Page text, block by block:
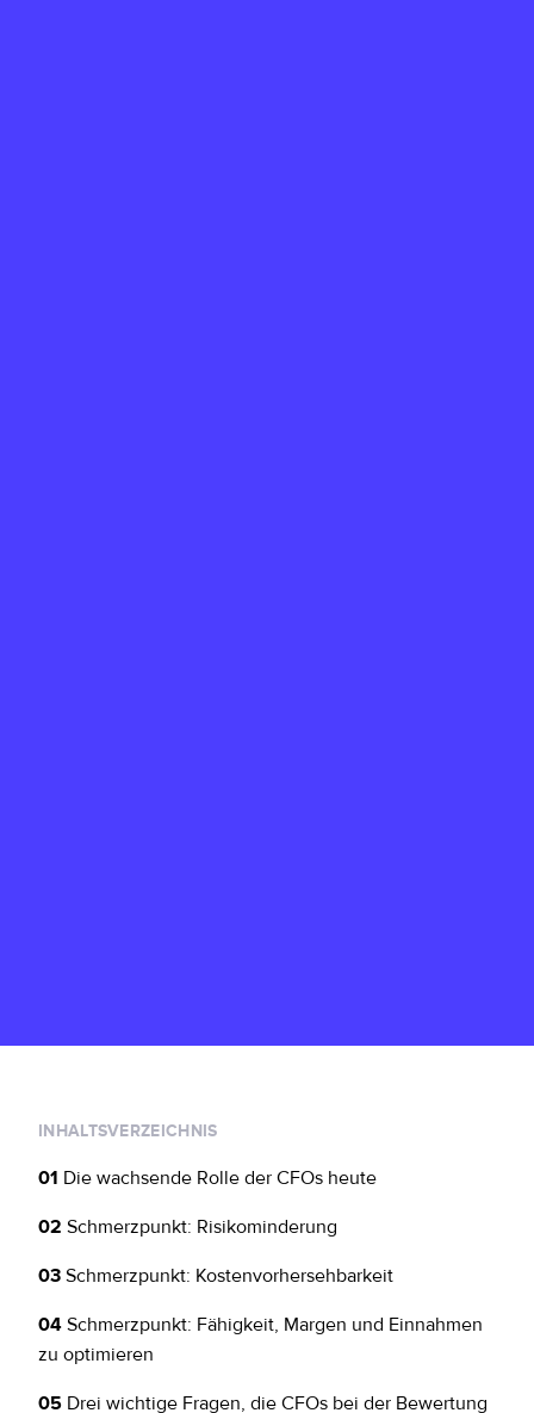
INHALTSVERZEICHNIS
01 Die wachsende Rolle der CFOs heute
02 Schmerzpunkt: Risikominderung
03 Schmerzpunkt: Kostenvorhersehbarkeit
04 Schmerzpunkt: Fähigkeit, Margen und Einnahmen
zu optimieren
05 Drei wichtige Fragen, die CFOs bei der Bewertung